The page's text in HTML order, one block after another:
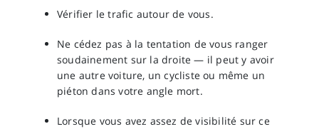
Vérifier le trafic autour de vous.
Ne cédez pas à la tentation de vous ranger
soudainement sur la droite — il peut y avoir
une autre voiture, un cycliste ou même un
piéton dans votre angle mort.
Lorsque vous avez assez de visibilité sur ce